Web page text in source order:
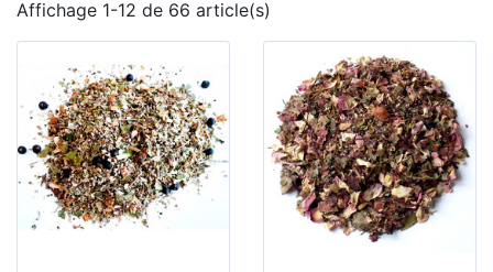
Affichage 1-12 de 66 article(s)